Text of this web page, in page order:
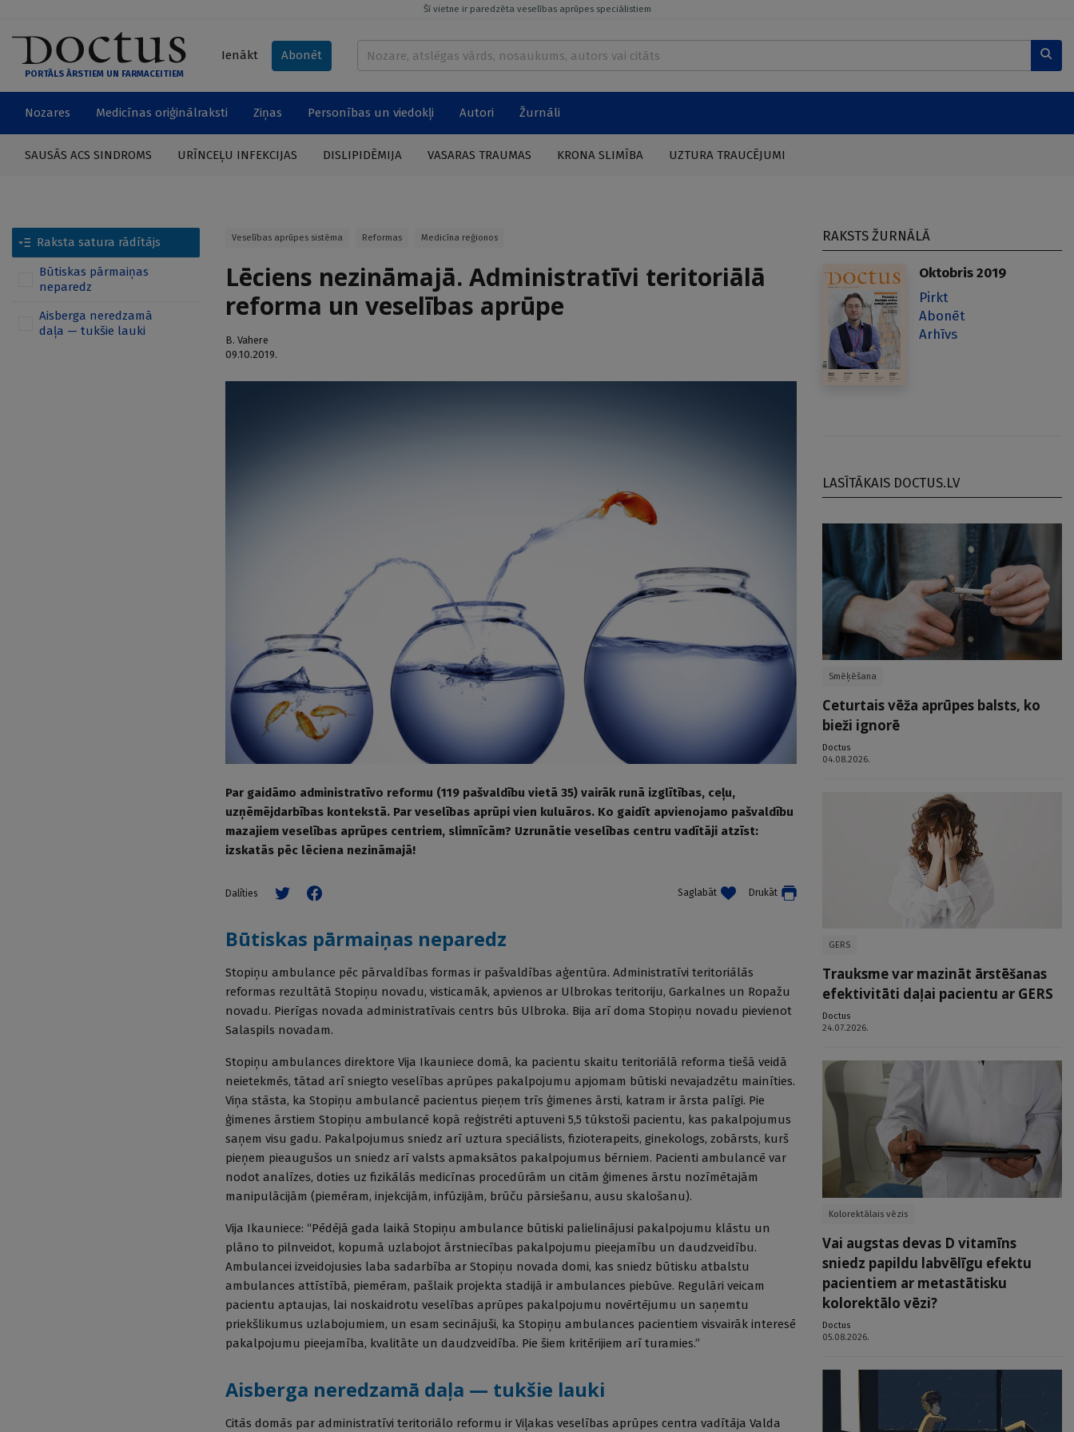
Šī vietne ir paredzēta veselības aprūpes speciālistiem
PORTĀLS ĀRSTIEM UN FARMACEITIEM
Ienākt Abonēt
Nozares Medicīnas oriģinālraksti Ziņas Personības un viedokļi Autori Žurnāli
SAUSĀS ACS SINDROMS URĪNCEĻU INFEKCIJAS DISLIPIDĒMIJA VASARAS TRAUMAS KRONA SLIMĪBA UZTURA TRAUCĒJUMI
Raksta satura rādītājs
Būtiskas pārmaiņas
neparedz
Aisberga neredzamā
daļa — tukšie lauki
Veselības aprūpes sistēma Reformas Medicīna reģionos
Lēciens nezināmajā. Administratīvi teritoriālā
reforma un veselības aprūpe
B. Vahere
09.10.2019.
Par gaidāmo administratīvo reformu (119 pašvaldību vietā 35) vairāk runā izglītības, ceļu,
uzņēmējdarbības kontekstā. Par veselības aprūpi vien kuluāros. Ko gaidīt apvienojamo pašvaldību
mazajiem veselības aprūpes centriem, slimnīcām? Uzrunātie veselības centru vadītāji atzīst:
izskatās pēc lēciena nezināmajā!
Dalīties Saglabāt Drukāt
Būtiskas pārmaiņas neparedz
Stopiņu ambulance pēc pārvaldības formas ir pašvaldības aģentūra. Administratīvi teritoriālās
reformas rezultātā Stopiņu novadu, visticamāk, apvienos ar Ulbrokas teritoriju, Garkalnes un Ropažu
novadu. Pierīgas novada administratīvais centrs būs Ulbroka. Bija arī doma Stopiņu novadu pievienot
Salaspils novadam.
Stopiņu ambulances direktore Vija Ikauniece domā, ka pacientu skaitu teritoriālā reforma tiešā veidā
neietekmēs, tātad arī sniegto veselības aprūpes pakalpojumu apjomam būtiski nevajadzētu mainīties.
Viņa stāsta, ka Stopiņu ambulancē pacientus pieņem trīs ģimenes ārsti, katram ir ārsta palīgi. Pie
ģimenes ārstiem Stopiņu ambulancē kopā reģistrēti aptuveni 5,5 tūkstoši pacientu, kas pakalpojumus
saņem visu gadu. Pakalpojumus sniedz arī uztura speciālists, fizioterapeits, ginekologs, zobārsts, kurš
pieņem pieaugušos un sniedz arī valsts apmaksātos pakalpojumus bērniem. Pacienti ambulancē var
nodot analīzes, doties uz fizikālās medicīnas procedūrām un citām ģimenes ārstu nozīmētajām
manipulācijām (piemēram, injekcijām, infūzijām, brūču pārsiešanu, ausu skalošanu).
Vija Ikauniece: “Pēdējā gada laikā Stopiņu ambulance būtiski palielinājusi pakalpojumu klāstu un
plāno to pilnveidot, kopumā uzlabojot ārstniecības pakalpojumu pieejamību un daudzveidību.
Ambulancei izveidojusies laba sadarbība ar Stopiņu novada domi, kas sniedz būtisku atbalstu
ambulances attīstībā, piemēram, pašlaik projekta stadijā ir ambulances piebūve. Regulāri veicam
pacientu aptaujas, lai noskaidrotu veselības aprūpes pakalpojumu novērtējumu un saņemtu
priekšlikumus uzlabojumiem, un esam secinājuši, ka Stopiņu ambulances pacientiem visvairāk interesē
pakalpojumu pieejamība, kvalitāte un daudzveidība. Pie šiem kritērijiem arī turamies.”
Aisberga neredzamā daļa — tukšie lauki
Citās domās par administratīvi teritoriālo reformu ir Viļakas veselības aprūpes centra vadītāja Valda
RAKSTS ŽURNĀLĀ
Oktobris 2019
Pirkt
Abonēt
Arhīvs
LASĪTĀKAIS DOCTUS.LV
Smēķēšana
Ceturtais vēža aprūpes balsts, ko
bieži ignorē
Doctus
04.08.2026.
GERS
Trauksme var mazināt ārstēšanas
efektivitāti daļai pacientu ar GERS
Doctus
24.07.2026.
Kolorektālais vēzis
Vai augstas devas D vitamīns
sniedz papildu labvēlīgu efektu
pacientiem ar metastātisku
kolorektālo vēzi?
Doctus
05.08.2026.